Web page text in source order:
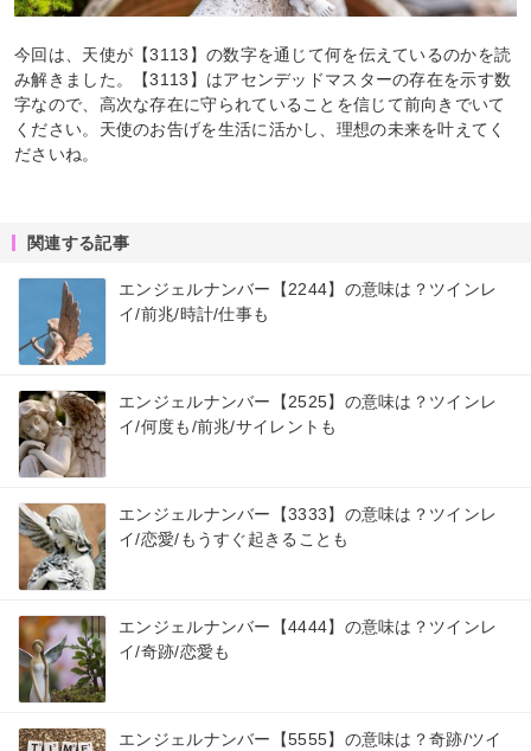
今回は、天使が【3113】の数字を通じて何を伝えているのかを読
み解きました。【3113】はアセンデッドマスターの存在を示す数
字なので、高次な存在に守られていることを信じて前向きでいて
ください。天使のお告げを生活に活かし、理想の未来を叶えてく
ださいね。
関連する記事
エンジェルナンバー【2244】の意味は？ツインレ
イ/前兆/時計/仕事も
エンジェルナンバー【2525】の意味は？ツインレ
イ/何度も/前兆/サイレントも
エンジェルナンバー【3333】の意味は？ツインレ
イ/恋愛/もうすぐ起きることも
エンジェルナンバー【4444】の意味は？ツインレ
イ/奇跡/恋愛も
エンジェルナンバー【5555】の意味は？奇跡/ツイ